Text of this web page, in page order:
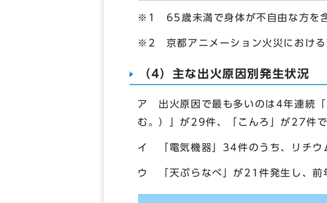
※1 65歳未満で身体が不自由な方を含
※2 京都アニメーション火災における
（4）主な出火原因別発生状況
ア 出火原因で最も多いのは4年連続
む。）」が29件、「こんろ」が27件で
イ 「電気機器」34件のうち、リチウ
ウ 「天ぷらなべ」が21件発生し、前